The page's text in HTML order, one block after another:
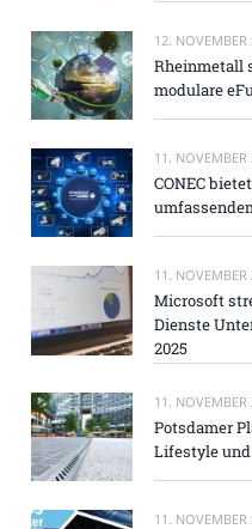
12. NOVEMBER
Rheinmetall
modulare
11. NOVEMBER
CONEC
11. NOVEMBER
Microsoft
Dienste
2025
11. NOVEMBER
Potsdamer
Lifestyle
11. NOVEMBER